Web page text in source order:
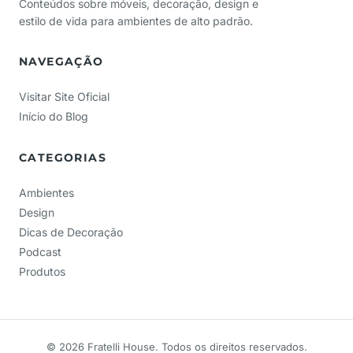
Conteúdos sobre móveis, decoração, design e
estilo de vida para ambientes de alto padrão.
NAVEGAÇÃO
Visitar Site Oficial
Início do Blog
CATEGORIAS
Ambientes
Design
Dicas de Decoração
Podcast
Produtos
© 2026 Fratelli House. Todos os direitos reservados.